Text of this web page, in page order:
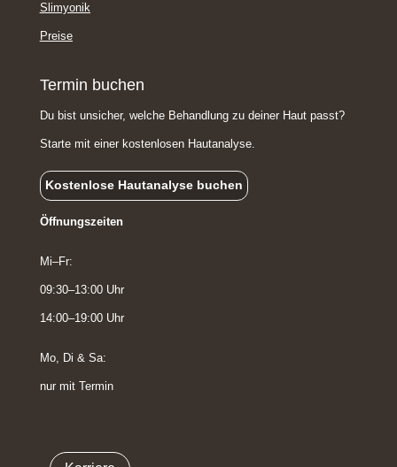
Slimyonik
Preise
Termin buchen
Du bist unsicher, welche Behandlung zu deiner Haut passt?
Starte mit einer kostenlosen Hautanalyse.
Kostenlose Hautanalyse buchen
Öffnungszeiten
Mi–Fr:
09:30–13:00 Uhr
14:00–19:00 Uhr
Mo, Di & Sa:
nur mit Termin